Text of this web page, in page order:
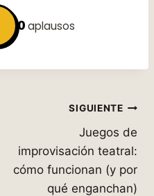
0aplausos
SIGUIENTE
Juegos de
improvisación teatral:
cómo funcionan (y por
qué enganchan)